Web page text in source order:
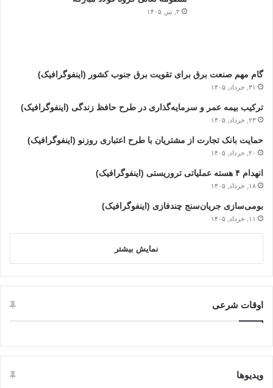
۲, تیر, ۱۴۰۵
گام مهم صنعت برق برای تقویت برق جنوب کشور (اینفوگرافیک)
۳۱, خرداد, ۱۴۰۵
ترکیب بیمه عمر و سرمایه‌گذاری در طرح حافظ زندگی (اینفوگرافیک)
۲۳, خرداد, ۱۴۰۵
حمایت بانک تجارت از مشتریان با طرح اعتباری روزنو (اینفوگرافیک)
۲۰, خرداد, ۱۴۰۵
انهدام ۴ هسته عملیاتی تروریستی (اینفوگرافیک)
۱۸, خرداد, ۱۴۰۵
بومی‌سازی جریان‌سنج چندفازی (اینفوگرافیک)
۱۱, خرداد, ۱۴۰۵
نمایش بیشتر
اوقات شرعی
ویدیوها